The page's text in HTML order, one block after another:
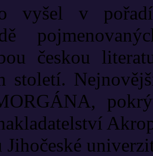
vyšel v
českou
století.